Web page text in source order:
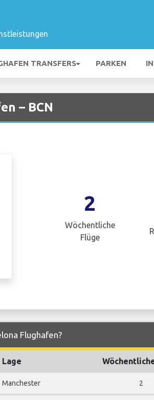
TRANSFERS PARKEN
– BCN
2
Wöchentliche
Flüge
Flughafen?
Lage
Manchester 2